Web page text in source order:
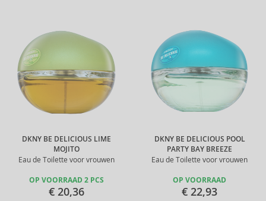
DKNY BE DELICIOUS LIME
MOJITO
Eau de Toilette voor vrouwen
OP VOORRAAD 2 PCS
€ 20,36
DKNY BE DELICIOUS POOL
PARTY BAY BREEZE
Eau de Toilette voor vrouwen
OP VOORRAAD
€ 22,93